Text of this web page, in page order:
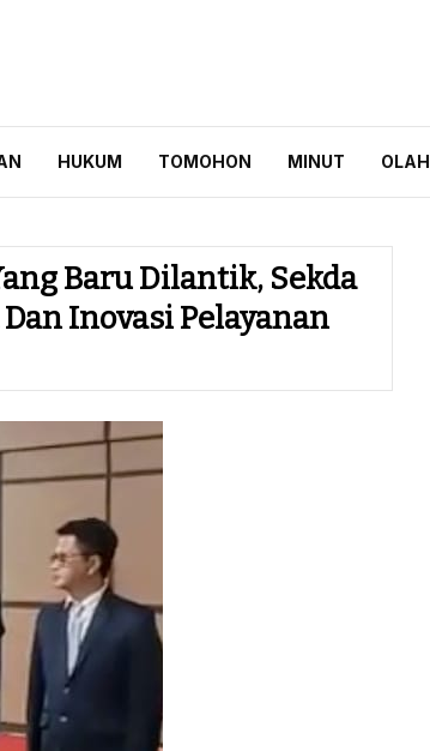
HUKUM TOMOHON MINUT
Baru Dilantik, Sekda
Inovasi Pelayanan